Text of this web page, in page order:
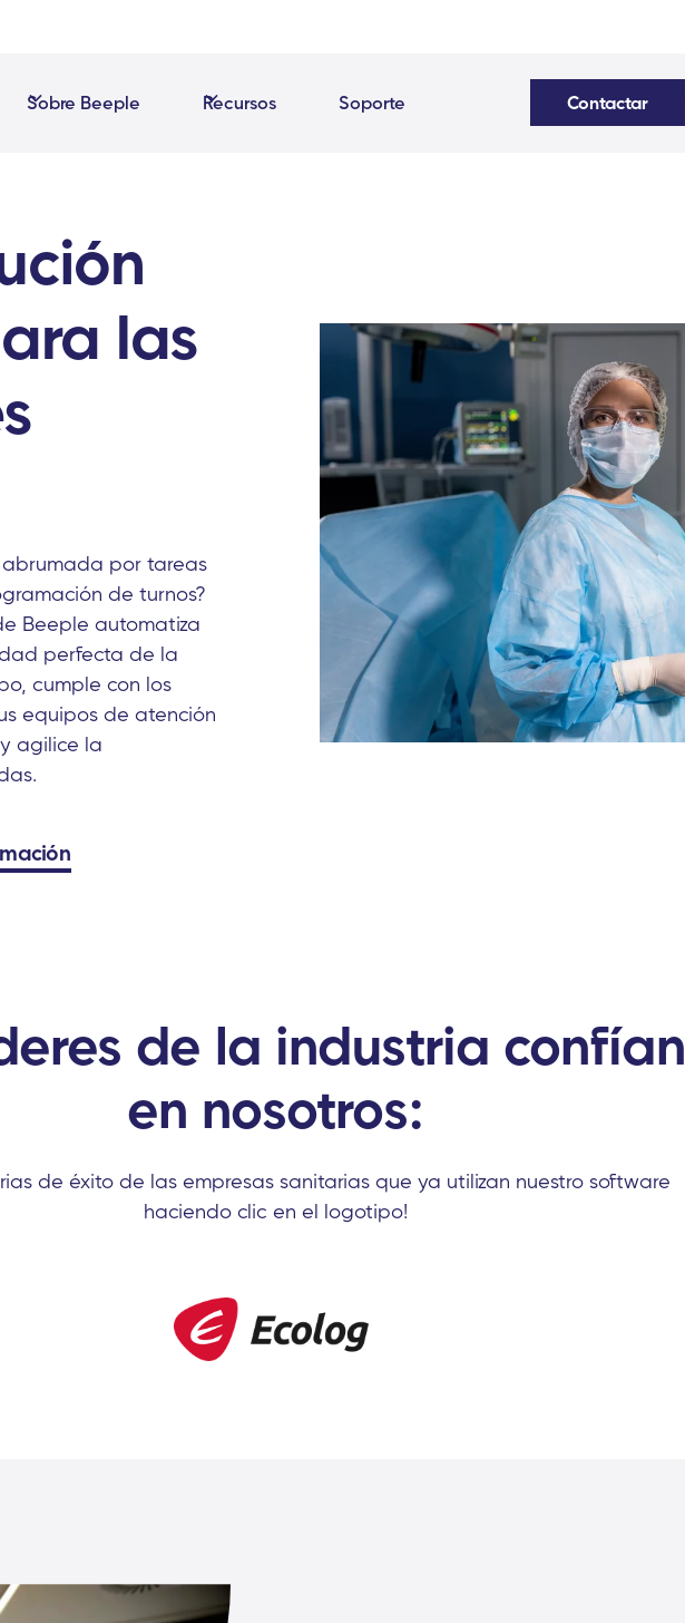
Sobre Beeple Recursos Soporte Contactar
las
abrumada por tareas
de turnos?
Beeple automatiza
perfecta de la
cumple con los
equipos de atención
agilice la
de la industria confían
en nosotros:
de éxito de las empresas sanitarias que ya utilizan nuestro software
haciendo clic en el logotipo!